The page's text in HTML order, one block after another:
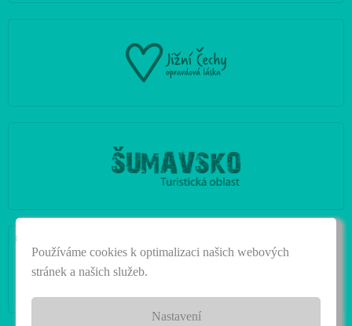
|
Používáme cookies k optimalizaci našich webových
stránek a našich služeb.
Nastavení